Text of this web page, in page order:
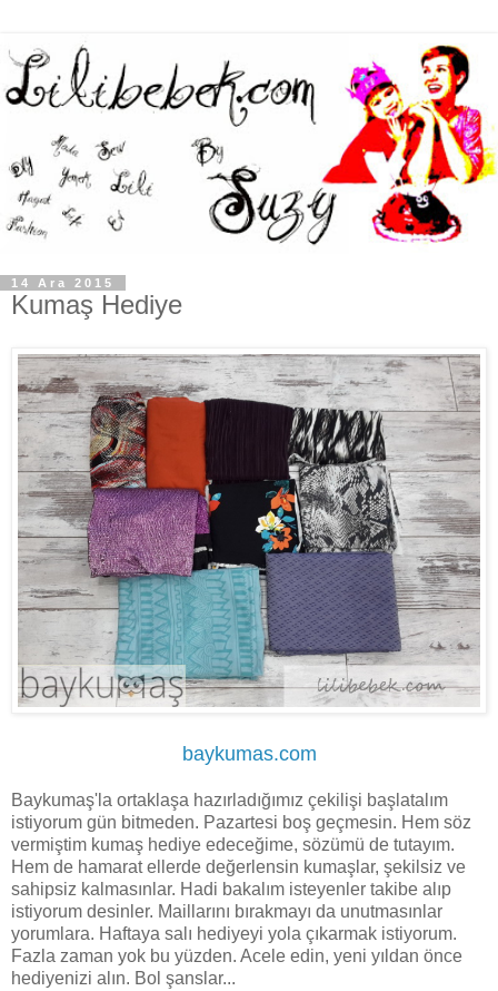
14 Ara 2015
Kumaş Hediye
baykumas.com
Baykumaş'la ortaklaşa hazırladığımız çekilişi başlatalım
istiyorum gün bitmeden. Pazartesi boş geçmesin. Hem söz
vermiştim kumaş hediye edeceğime, sözümü de tutayım.
Hem de hamarat ellerde değerlensin kumaşlar, şekilsiz ve
sahipsiz kalmasınlar. Hadi bakalım isteyenler takibe alıp
istiyorum desinler. Maillarını bırakmayı da unutmasınlar
yorumlara. Haftaya salı hediyeyi yola çıkarmak istiyorum.
Fazla zaman yok bu yüzden. Acele edin, yeni yıldan önce
hediyenizi alın. Bol şanslar...